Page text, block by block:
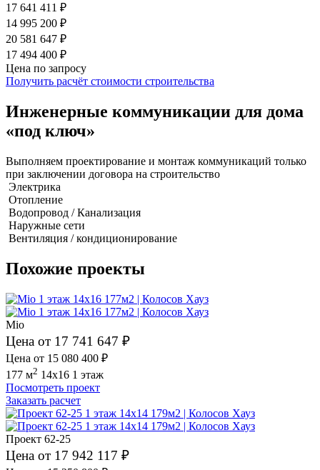
17 641 411 ₽
14 995 200 ₽
20 581 647 ₽
17 494 400 ₽
Цена по запросу
Получить расчёт стоимости строительства
Инженерные коммуникации для дома
«под ключ»
Выполняем проектирование и монтаж коммуникаций только
при заключении договора на строительство
Электрика
Отопление
Водопровод / Канализация
Наружные сети
Вентиляция / кондиционирование
Похожие проекты
Mio
Цена от 17 741 647 ₽
Цена от 15 080 400 ₽
177 м2 14x16 1 этаж
Посмотреть проект
Заказать расчет
Проект 62-25
Цена от 17 942 117 ₽